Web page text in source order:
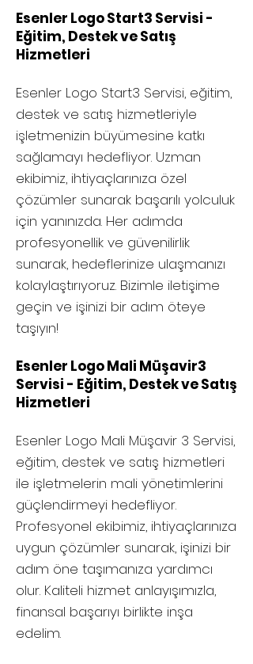
Esenler Logo Start3 Servisi -
Eğitim, Destek ve Satış
Hizmetleri
Esenler Logo Start3 Servisi, eğitim,
destek ve satış hizmetleriyle
işletmenizin büyümesine katkı
sağlamayı hedefliyor. Uzman
ekibimiz, ihtiyaçlarınıza özel
çözümler sunarak başarılı yolculuk
için yanınızda. Her adımda
profesyonellik ve güvenilirlik
sunarak, hedeflerinize ulaşmanızı
kolaylaştırıyoruz. Bizimle iletişime
geçin ve işinizi bir adım öteye
taşıyın!
Esenler Logo Mali Müşavir3
Servisi - Eğitim, Destek ve Satış
Hizmetleri
Esenler Logo Mali Müşavir 3 Servisi,
eğitim, destek ve satış hizmetleri
ile işletmelerin mali yönetimlerini
güçlendirmeyi hedefliyor.
Profesyonel ekibimiz, ihtiyaçlarınıza
uygun çözümler sunarak, işinizi bir
adım öne taşımanıza yardımcı
olur. Kaliteli hizmet anlayışımızla,
finansal başarıyı birlikte inşa
edelim.